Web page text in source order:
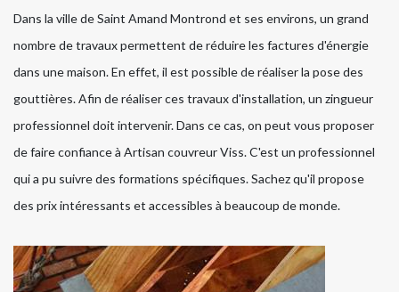
Dans la ville de Saint Amand Montrond et ses environs, un grand
nombre de travaux permettent de réduire les factures d'énergie
dans une maison. En effet, il est possible de réaliser la pose des
gouttières. Afin de réaliser ces travaux d'installation, un zingueur
professionnel doit intervenir. Dans ce cas, on peut vous proposer
de faire confiance à Artisan couvreur Viss. C'est un professionnel
qui a pu suivre des formations spécifiques. Sachez qu'il propose
des prix intéressants et accessibles à beaucoup de monde.